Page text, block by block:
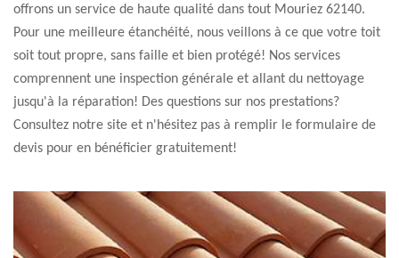
offrons un service de haute qualité dans tout Mouriez 62140.
Pour une meilleure étanchéité, nous veillons à ce que votre toit
soit tout propre, sans faille et bien protégé! Nos services
comprennent une inspection générale et allant du nettoyage
jusqu'à la réparation! Des questions sur nos prestations?
Consultez notre site et n'hésitez pas à remplir le formulaire de
devis pour en bénéficier gratuitement!